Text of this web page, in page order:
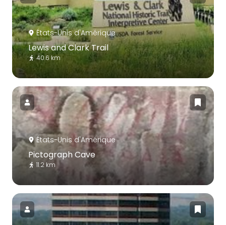
États-Unis d'Amérique
Lewis and Clark Trail
40.6 km
États-Unis d'Amérique
Pictograph Cave
11.2 km